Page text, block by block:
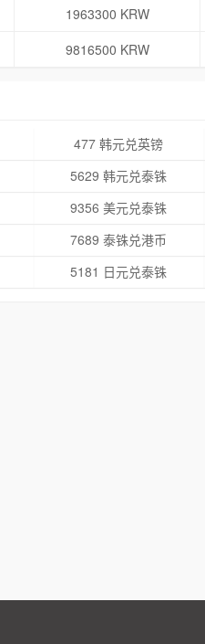
1963300 KRW
9816500 KRW
477 韩元兑英镑
5629 韩元兑泰铢
9356 美元兑泰铢
7689 泰铢兑港币
5181 日元兑泰铢